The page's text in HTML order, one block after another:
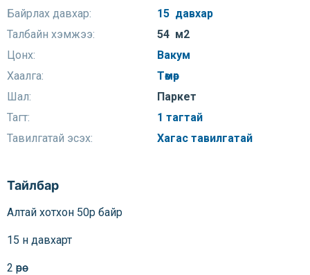
Байрлах давхар:
15 давхар
Талбайн хэмжээ:
54 м2
Цонх:
Вакум
Хаалга:
Төмөр
Шал:
Паркет
Тагт:
1 тагтай
Тавилгатай эсэх:
Хагас тавилгатай
Тайлбар
Алтай хотхон 50р байр
15 н давхарт
2 өрөө